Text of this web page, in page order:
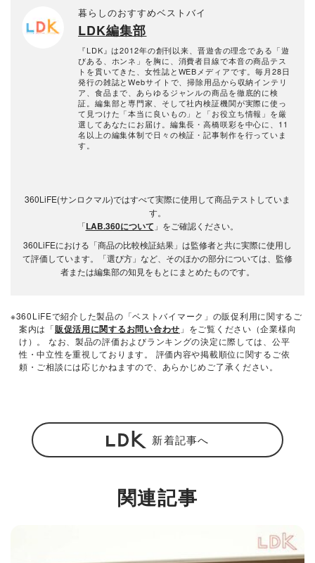
暮らしのおすすめベストバイ
LDK編集部
『LDK』は2012年の創刊以来、晋遊舎の理念である「遊
びある、ホンネ」を胸に、消費者目線で本音の商品テス
トを貫いてきた、女性誌とWEBメディアです。毎月28日
発行の雑誌とWebサイトで、掃除用品から収納インテリ
ア、食品まで、あらゆるジャンルの商品を徹底的に検
証。編集部と専門家、そして社内検証機関が実際に使っ
て見つけた「本当に良いもの」と「お役立ち情報」を厳
選してあなたにお届け。編集長・高橋咲彩を中心に、11
名以上の編集体制で日々の検証・記事制作を行っていま
す。
360LiFE(サンロクマル)ではすべて実際に使用して商品テストしていま
す。
「LAB.360について 」をご確認ください。
360LiFEにおける「商品の比較検証結果」は監修者と共に実際に使用し
て評価しています。「選び方」など、そのほかの部分については、監修
者または編集部の知見をもとにまとめたものです。
※360LiFEで紹介した製品の「ベストバイマーク」の販促利用に関するご
案内は「販促活用に関するお問い合わせ 」をご覧ください（企業様向
け）。 なお、製品の評価およびランキングの決定に際しては、公平
性・中立性を重視しております。 評価内容や掲載順位に関するご依
頼・ご相談には応じかねますので、あらかじめご了承ください。
新着記事へ
関連記事